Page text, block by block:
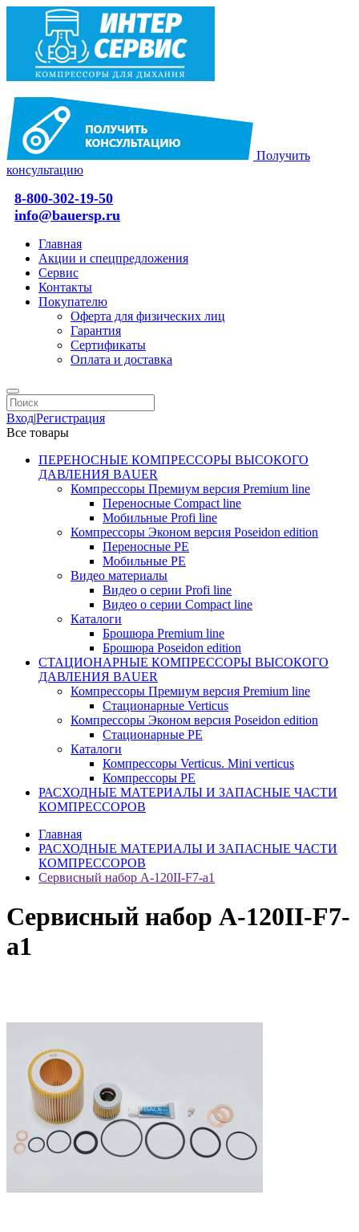
Получить
консультацию
8-800-302-19-50
info@bauersp.ru
Главная
Акции и спецпредложения
Сервис
Контакты
Покупателю
Оферта для физических лиц
Гарантия
Сертификаты
Оплата и доставка
Вход|Регистрация
Все товары
ПЕРЕНОСНЫЕ КОМПРЕССОРЫ ВЫСОКОГО
ДАВЛЕНИЯ BAUER
Компрессоры Премиум версия Premium line
Переносные Compact line
Мобильные Profi line
Компрессоры Эконом версия Poseidon edition
Переносные PE
Мобильные PE
Видео материалы
Видео о серии Profi line
Видео о серии Compact line
Каталоги
Брошюра Premium line
Брошюра Poseidon edition
СТАЦИОНАРНЫЕ КОМПРЕССОРЫ ВЫСОКОГО
ДАВЛЕНИЯ BAUER
Компрессоры Премиум версия Premium line
Стационарные Verticus
Компрессоры Эконом версия Poseidon edition
Стационарные PE
Каталоги
Компрессоры Verticus. Mini verticus
Компрессоры PE
РАСХОДНЫЕ МАТЕРИАЛЫ И ЗАПАСНЫЕ ЧАСТИ
КОМПРЕССОРОВ
Главная
РАСХОДНЫЕ МАТЕРИАЛЫ И ЗАПАСНЫЕ ЧАСТИ
КОМПРЕССОРОВ
Сервисный набор A-120II-F7-a1
Сервисный набор A-120II-F7-
a1